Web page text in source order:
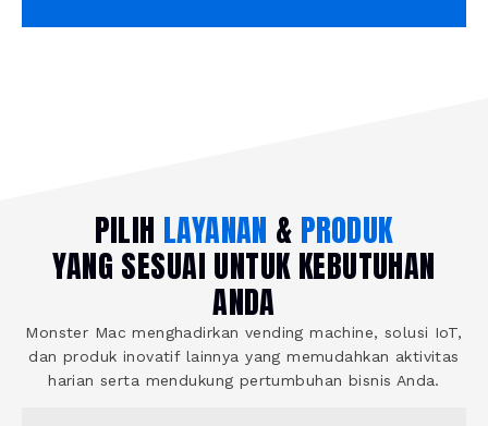
PILIH LAYANAN & PRODUK
YANG SESUAI UNTUK KEBUTUHAN
ANDA
Monster Mac menghadirkan vending machine, solusi IoT,
dan produk inovatif lainnya yang memudahkan aktivitas
harian serta mendukung pertumbuhan bisnis Anda.